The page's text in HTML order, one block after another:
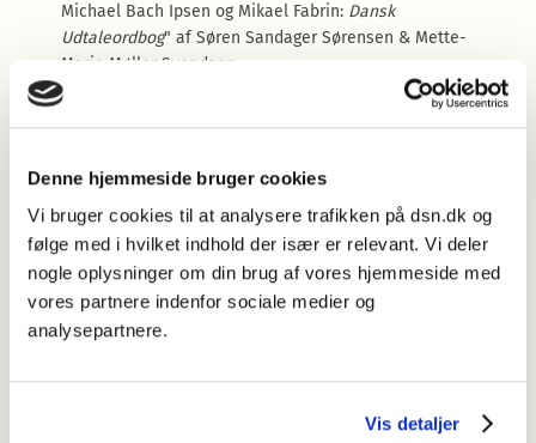
Denne hjemmeside bruger cookies
Vi bruger cookies til at analysere trafikken på dsn.dk og
følge med i hvilket indhold der især er relevant. Vi deler
nogle oplysninger om din brug af vores hjemmeside med
vores partnere indenfor sociale medier og
analysepartnere.
Vis detaljer
Michael Bach Ipsen og Mikael Fabrin: Dansk
Udtaleordbog" af Søren Sandager Sørensen & Mette-
Marie Møller Svendsen
"Små och stora förändringer i den senasta upplagan
avRetskrivningsordbogen. Anmälan
"Anmälan avMange Grublende Dage ere gaaede forud.
Grammatik i 1800-tallet som nøgle til moderne
sprogproblemer , redigeret af Eva Skafte Jensen & Jørgen
Schack" af David Håkansson.
NyS,Nydanske Sprogstudier, er et bredt og varieret
onlinetidsskrift om sprog og sprogvidenskab som udkommer